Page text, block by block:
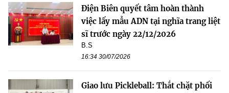
Điện Biên quyết tâm hoàn thành
việc lấy mẫu ADN tại nghĩa trang liệt
sĩ trước ngày 22/12/2026
B.S
16:34 30/07/2026
Giao lưu Pickleball: Thắt chặt phối